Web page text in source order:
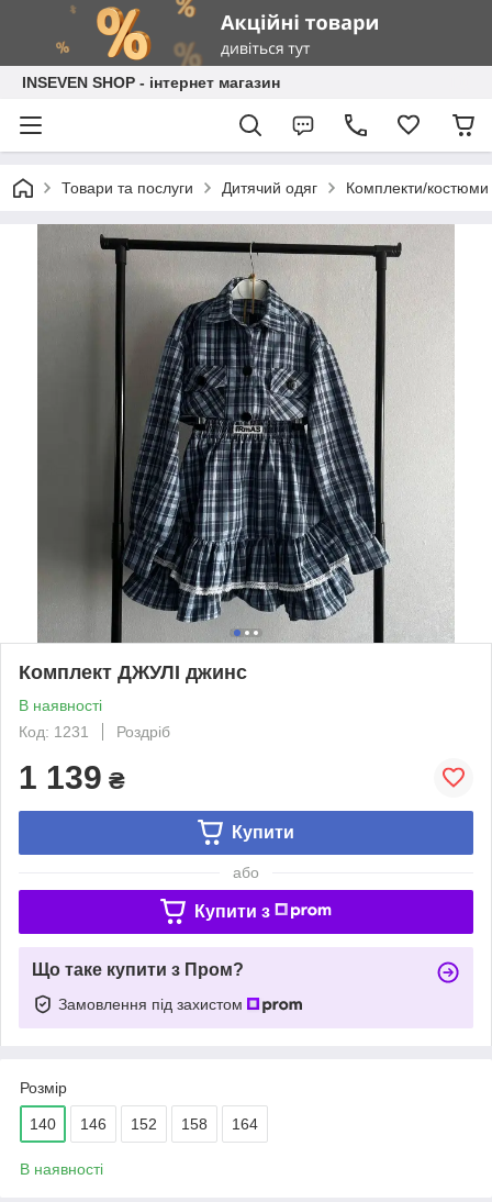
INSEVEN SHOP - інтернет магазин
Товари та послуги Дитячий одяг Комплекти/костюми
Комплект ДЖУЛІ джинс
В наявності
Код: 1231
Роздріб
1 139 ₴
Купити
або
Купити з
Що таке купити з Пром?
Замовлення під захистом
Розмір
140 146 152 158 164
В наявності